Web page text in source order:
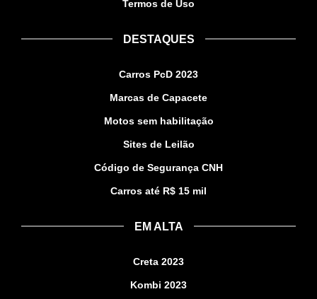
Termos de Uso
DESTAQUES
Carros PcD 2023
Marcas de Capacete
Motos sem habilitação
Sites de Leilão
Código de Segurança CNH
Carros até R$ 15 mil
EM ALTA
Creta 2023
Kombi 2023